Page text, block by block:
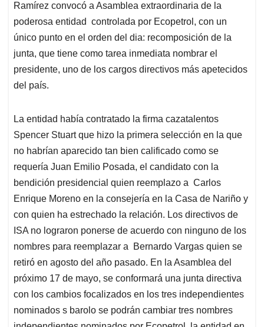
Ramírez convocó a Asamblea extraordinaria de la
poderosa entidad controlada por Ecopetrol, con un
único punto en el orden del dia: recomposición de la
junta, que tiene como tarea inmediata nombrar el
presidente, uno de los cargos directivos más apetecidos
del país.
La entidad había contratado la firma cazatalentos
Spencer Stuart que hizo la primera selección en la que
no habrían aparecido tan bien calificado como se
requería Juan Emilio Posada, el candidato con la
bendición presidencial quien reemplazo a Carlos
Enrique Moreno en la consejería en la Casa de Nariño y
con quien ha estrechado la relación. Los directivos de
ISA no lograron ponerse de acuerdo con ninguno de los
nombres para reemplazar a Bernardo Vargas quien se
retiró en agosto del año pasado. En la Asamblea del
próximo 17 de mayo, se conformará una junta directiva
con los cambios focalizados en los tres independientes
nominados s barolo se podrán cambiar tres nombres